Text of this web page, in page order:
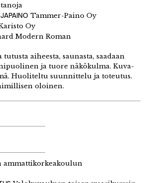
Tammer-Paino Oy
Oy
Modern Roman
aiheesta, saunasta, saadaan
ja tuore näkökulma. Kuva-
Huoliteltu suunnittelu ja toteutus.
oloinen.
ammattikorkeakoulun